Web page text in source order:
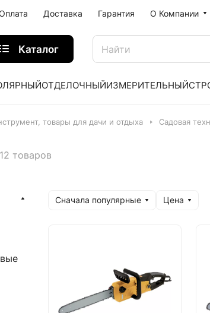
Доставка Гарантия О Компании
Каталог
ОТДЕЛОЧНЫЙИЗМЕРИТЕЛЬНЫЙ
товары для дачи и отдыха Садовая
12 товаров
Сначала популярные Цена